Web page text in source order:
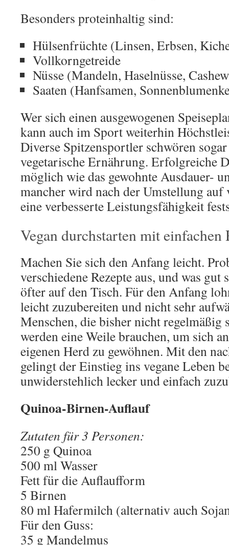
Besonders proteinhaltig sind:
Hülsenfrüchte (Linsen, Erbsen,
Vollkorngetreide
Nüsse (Mandeln, Haselnüsse,
Saaten (Hanfsamen,
Wer sich einen ausgewogenen
kann auch im Sport weiterhin
Diverse Spitzensportler schwören
vegetarische Ernährung. Erfolgreiche
möglich wie das gewohnte Ausdauer-
mancher wird nach der Umstellung auf
eine verbesserte Leistungsfähigkeit
Vegan durchstarten mit einfachen
Machen Sie sich den Anfang leicht.
verschiedene Rezepte aus, und was
öfter auf den Tisch. Für den Anfang
leicht zuzubereiten und nicht sehr
Menschen, die bisher nicht regelmäßig
werden eine Weile brauchen, um sich
eigenen Herd zu gewöhnen. Mit den
gelingt der Einstieg ins vegane Leben
unwiderstehlich lecker und einfach
Quinoa-Birnen-Auflauf
Zutaten für 3 Personen:
250 g Quinoa
500 ml Wasser
Fett für die Auflaufform
5 Birnen
80 ml Hafermilch (alternativ auch
Für den Guss:
35 g Mandelmus